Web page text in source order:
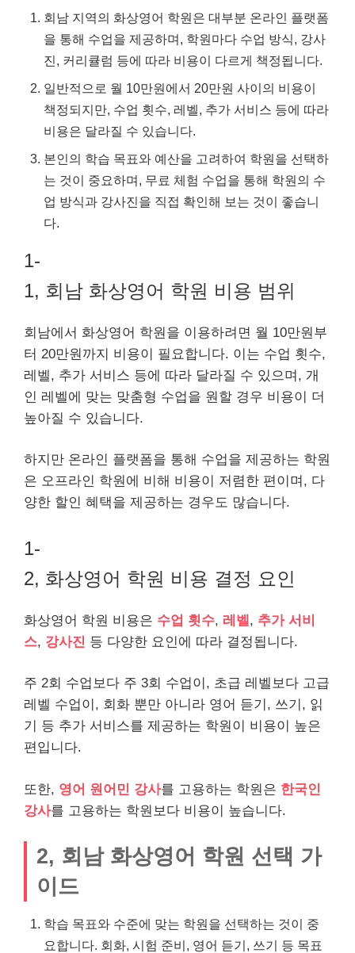
회남 지역의 화상영어 학원은 대부분 온라인 플랫폼
을 통해 수업을 제공하며, 학원마다 수업 방식, 강사
진, 커리큘럼 등에 따라 비용이 다르게 책정됩니다.
일반적으로 월 10만원에서 20만원 사이의 비용이
책정되지만, 수업 횟수, 레벨, 추가 서비스 등에 따라
비용은 달라질 수 있습니다.
본인의 학습 목표와 예산을 고려하여 학원을 선택하
는 것이 중요하며, 무료 체험 수업을 통해 학원의 수
업 방식과 강사진을 직접 확인해 보는 것이 좋습니
다.
1-
1, 회남 화상영어 학원 비용 범위
회남에서 화상영어 학원을 이용하려면 월 10만원부
터 20만원까지 비용이 필요합니다. 이는 수업 횟수,
레벨, 추가 서비스 등에 따라 달라질 수 있으며, 개
인 레벨에 맞는 맞춤형 수업을 원할 경우 비용이 더
높아질 수 있습니다.
하지만 온라인 플랫폼을 통해 수업을 제공하는 학원
은 오프라인 학원에 비해 비용이 저렴한 편이며, 다
양한 할인 혜택을 제공하는 경우도 많습니다.
1-
2, 화상영어 학원 비용 결정 요인
화상영어 학원 비용은 수업 횟수, 레벨 , 추가 서비
스, 강사진 등 다양한 요인에 따라 결정됩니다.
주 2회 수업보다 주 3회 수업이, 초급 레벨보다 고급
레벨 수업이, 회화 뿐만 아니라 영어 듣기, 쓰기, 읽
기 등 추가 서비스를 제공하는 학원이 비용이 높은
편입니다.
또한, 영어 원어민 강사를 고용하는 학원은 한국인
강사를 고용하는 학원보다 비용이 높습니다.
2, 회남 화상영어 학원 선택 가
이드
학습 목표와 수준에 맞는 학원을 선택하는 것이 중
요합니다. 회화, 시험 준비, 영어 듣기, 쓰기 등 목표